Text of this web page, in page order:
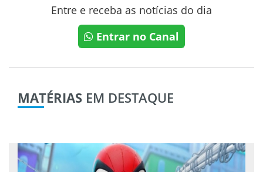
Entre e receba as notícias do dia
Entrar no Canal
MATÉRIAS EM DESTAQUE